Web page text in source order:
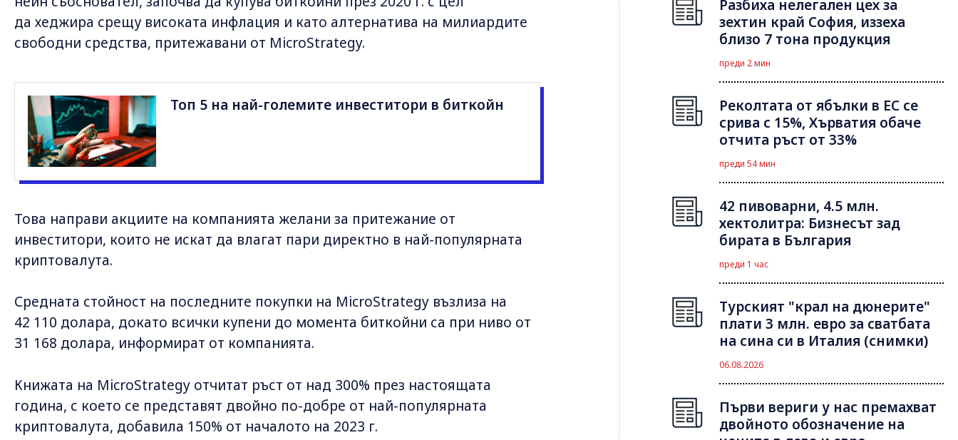
да хеджира срещу високата инфлация и като алтернатива на милиардите
свободни средства, притежавани от MicroStrategy.
Топ 5 на най-големите инвеститори в биткойн
Това направи акциите на компанията желани за притежание от
инвеститори, които не искат да влагат пари директно в най-популярната
криптовалута.
Средната стойност на последните покупки на MicroStrategy възлиза на
42 110 долара, докато всички купени до момента биткойни са при ниво от
31 168 долара, информират от компанията.
Книжата на MicroStrategy отчитат ръст от над 300% през настоящата
година, с което се представят двойно по-добре от най-популярната
криптовалута, добавила 150% от началото на 2023 г.
Разбиха нелегален цех за
зехтин край София, иззеха
близо 7 тона продукция
преди 2 мин
Реколтата от ябълки в ЕС се
срива с 15%, Хърватия обаче
отчита ръст от 33%
преди 54 мин
42 пивоварни, 4.5 млн.
хектолитра: Бизнесът зад
бирата в България
преди 1 час
Турският "крал на дюнерите"
плати 3 млн. евро за сватбата
на сина си в Италия (снимки)
06.08.2026
Първи вериги у нас премахват
двойното обозначение на